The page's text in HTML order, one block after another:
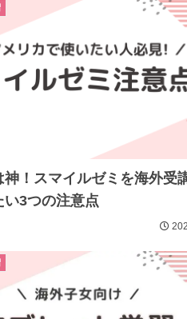
神！スマイルゼミを海外受
い3つの注意点